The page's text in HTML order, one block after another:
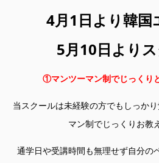
4月1日より韓国
5月10日よりス
①マンツーマン制でじっくり
当スクールは未経験の方でもしっか
マン制でじっくりお教
通学日や受講時間も無理せず自分の